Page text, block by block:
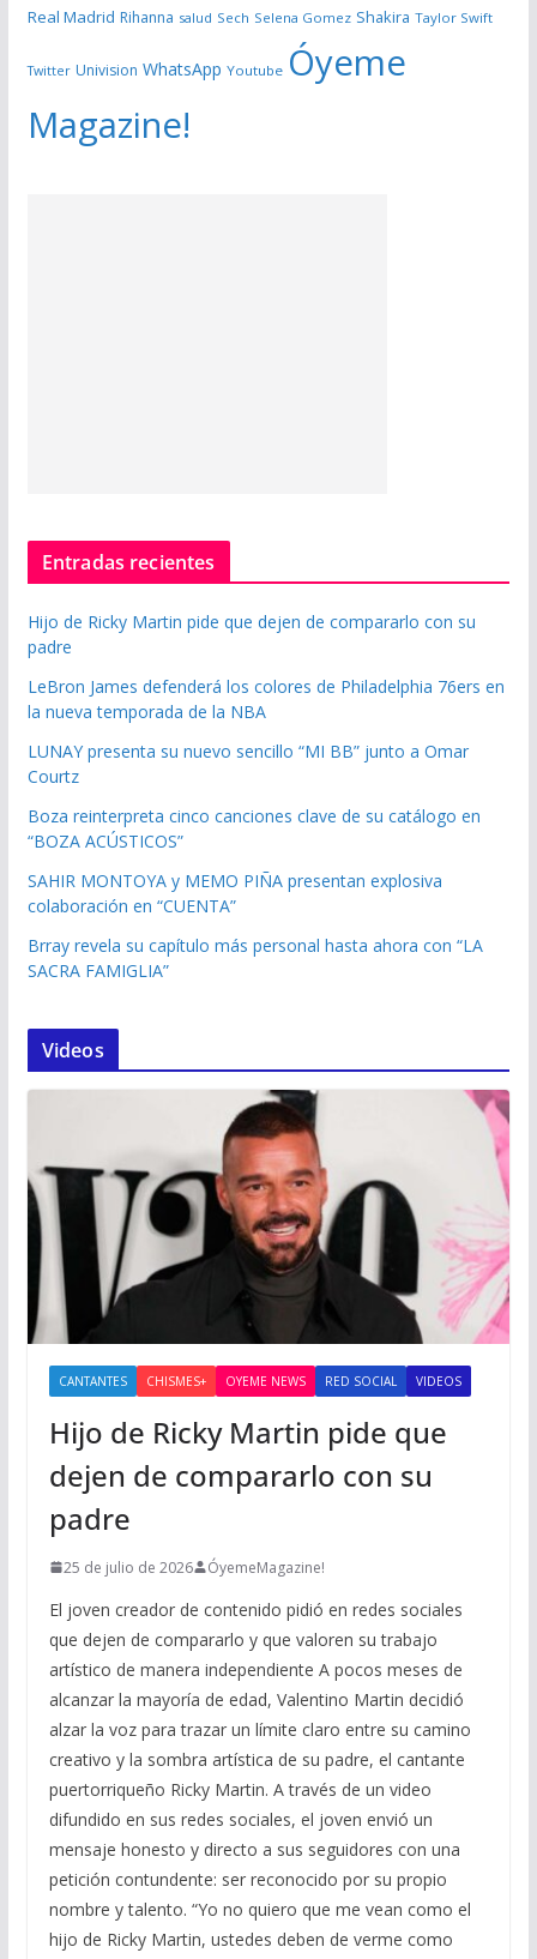
Real Madrid Rihanna salud Sech Selena Gomez Shakira Taylor Swift
Twitter Univision WhatsApp Youtube Óyeme
Magazine!
Entradas recientes
Hijo de Ricky Martin pide que dejen de compararlo con su
padre
LeBron James defenderá los colores de Philadelphia 76ers en
la nueva temporada de la NBA
LUNAY presenta su nuevo sencillo “MI BB” junto a Omar
Courtz
Boza reinterpreta cinco canciones clave de su catálogo en
“BOZA ACÚSTICOS”
SAHIR MONTOYA y MEMO PIÑA presentan explosiva
colaboración en “CUENTA”
Brray revela su capítulo más personal hasta ahora con “LA
SACRA FAMIGLIA”
Videos
CANTANTES CHISMES+ OYEME NEWS RED SOCIAL VIDEOS
Hijo de Ricky Martin pide que
dejen de compararlo con su
padre
25 de julio de 2026 ÓyemeMagazine!
El joven creador de contenido pidió en redes sociales
que dejen de compararlo y que valoren su trabajo
artístico de manera independiente A pocos meses de
alcanzar la mayoría de edad, Valentino Martin decidió
alzar la voz para trazar un límite claro entre su camino
creativo y la sombra artística de su padre, el cantante
puertorriqueño Ricky Martin. A través de un video
difundido en sus redes sociales, el joven envió un
mensaje honesto y directo a sus seguidores con una
petición contundente: ser reconocido por su propio
nombre y talento. “Yo no quiero que me vean como el
hijo de Ricky Martin, ustedes deben de verme como